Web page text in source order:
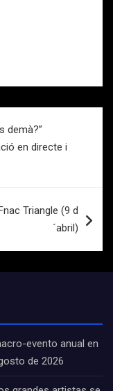
demà?”
en directe i
Triangle (9 d
´abril)
evento anual en
de 2026